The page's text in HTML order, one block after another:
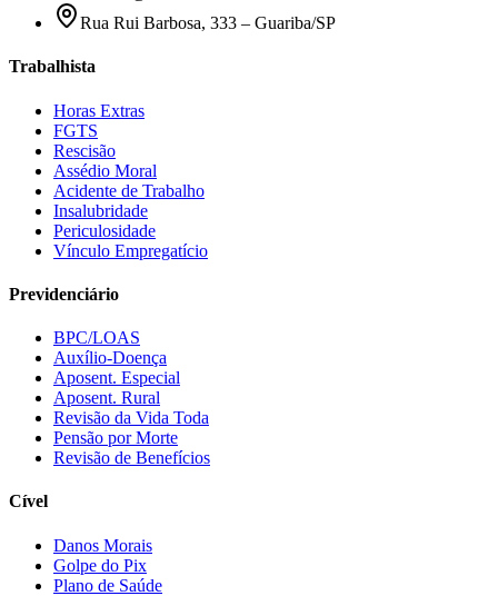
Rua Rui Barbosa, 333 – Guariba/SP
Trabalhista
Horas Extras
FGTS
Rescisão
Assédio Moral
Acidente de Trabalho
Insalubridade
Periculosidade
Vínculo Empregatício
Previdenciário
BPC/LOAS
Auxílio-Doença
Aposent. Especial
Aposent. Rural
Revisão da Vida Toda
Pensão por Morte
Revisão de Benefícios
Cível
Danos Morais
Golpe do Pix
Plano de Saúde